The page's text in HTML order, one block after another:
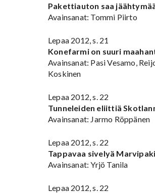
Pakettiauton saa
Avainsanat: Tommi Piirto
Lepaa 2012, s. 21
Konefarmi on suuri
Avainsanat: Pasi Vesamo,
Koskinen
Lepaa 2012, s. 22
Tunneleiden eliittiä
Avainsanat: Jarmo Röppänen
Lepaa 2012, s. 22
Tappavaa sivelyä
Avainsanat: Yrjö Tanila
Lepaa 2012, s. 22